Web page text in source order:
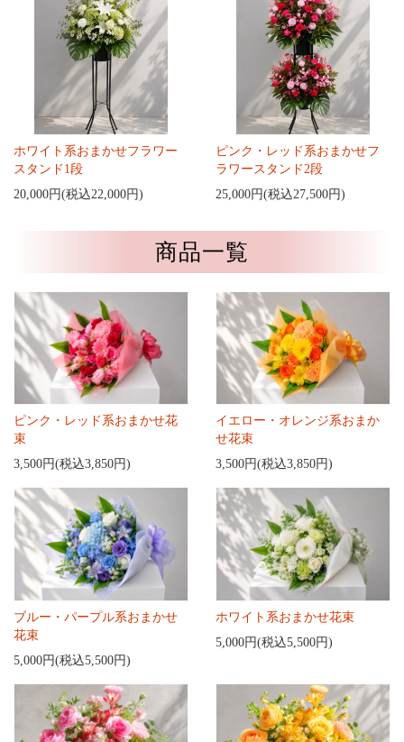
ホワイト系おまかせフラワー
スタンド1段
20,000円(税込22,000円)
ピンク・レッド系おまかせフ
ラワースタンド2段
25,000円(税込27,500円)
商品一覧
ピンク・レッド系おまかせ花
束
3,500円(税込3,850円)
イエロー・オレンジ系おまか
せ花束
3,500円(税込3,850円)
ブルー・パープル系おまかせ
花束
5,000円(税込5,500円)
ホワイト系おまかせ花束
5,000円(税込5,500円)